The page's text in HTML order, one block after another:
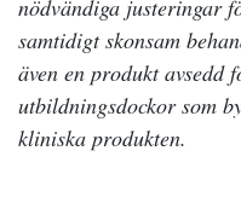
nödvändiga justeringar
samtidigt skonsam
även en produkt
utbildningsdockor som
kliniska produkten.